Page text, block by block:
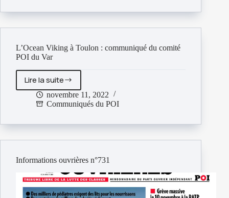
L’Ocean Viking à Toulon : communiqué du comité
POI du Var
Lire la suite
L’Ocean
Viking
à
:
communiqué
comité
POI
du
Var
novembre 11, 2022
Communiqués du POI
Informations ouvrières n°731